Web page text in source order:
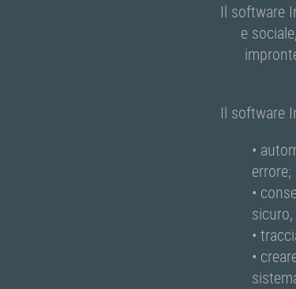
Il software
e
Il software
•
errore;
•
•
•